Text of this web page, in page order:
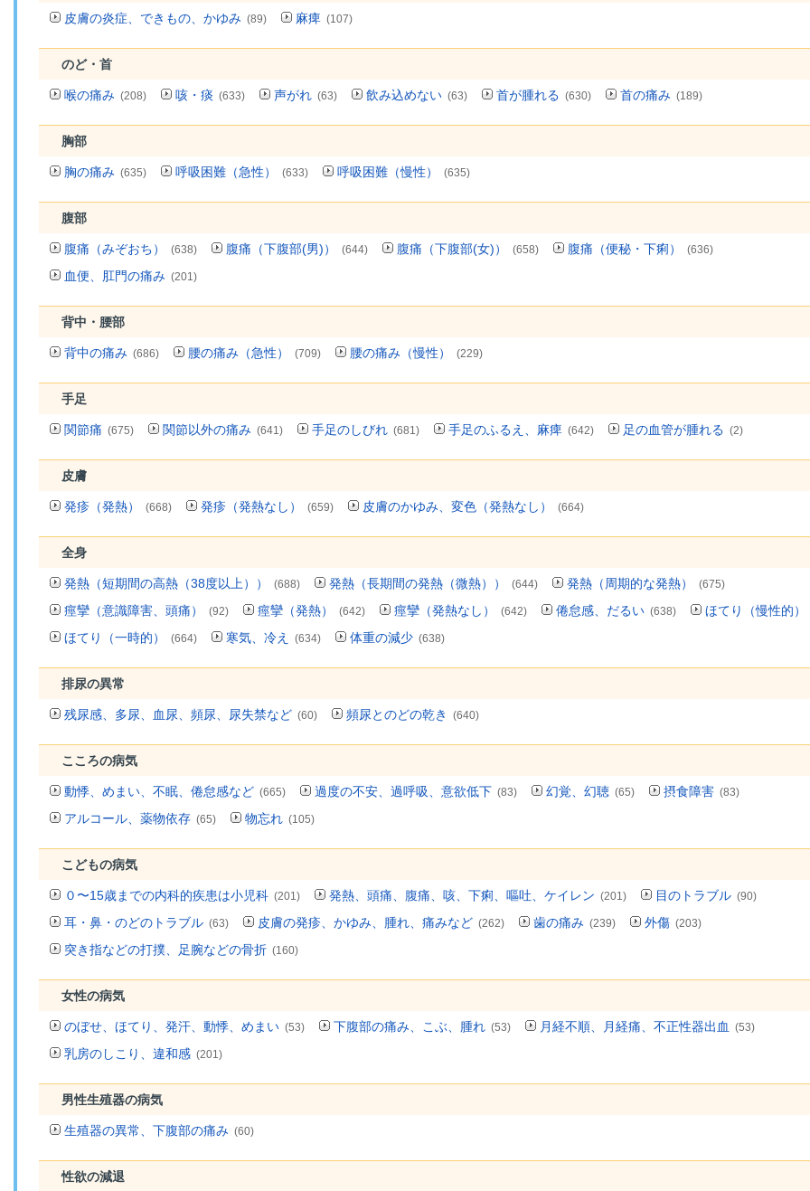
皮膚の炎症、できもの、かゆみ (89) 麻痺 (107)
のど・首
喉の痛み (208) 咳・痰 (633) 声がれ (63) 飲み込めない (63) 首が腫れる (630) 首の痛み (189)
胸部
胸の痛み (635) 呼吸困難（急性） (633) 呼吸困難（慢性） (635)
腹部
腹痛（みぞおち） (638) 腹痛（下腹部(男)） (644) 腹痛（下腹部(女)） (658) 腹痛（便秘・下痢） (636)
血便、肛門の痛み (201)
背中・腰部
背中の痛み (686) 腰の痛み（急性） (709) 腰の痛み（慢性） (229)
手足
関節痛 (675) 関節以外の痛み (641) 手足のしびれ (681) 手足のふるえ、麻痺 (642) 足の血管が腫れる (2)
皮膚
発疹（発熱） (668) 発疹（発熱なし） (659) 皮膚のかゆみ、変色（発熱なし） (664)
全身
発熱（短期間の高熱（38度以上）） (688) 発熱（長期間の発熱（微熱）） (644) 発熱（周期的な発熱） (675)
痙攣（意識障害、頭痛） (92) 痙攣（発熱） (642) 痙攣（発熱なし） (642) 倦怠感、だるい (638) ほてり（慢性的）
ほてり（一時的） (664) 寒気、冷え (634) 体重の減少 (638)
排尿の異常
残尿感、多尿、血尿、頻尿、尿失禁など (60) 頻尿とのどの乾き (640)
こころの病気
動悸、めまい、不眠、倦怠感など (665) 過度の不安、過呼吸、意欲低下 (83) 幻覚、幻聴 (65) 摂食障害 (83)
アルコール、薬物依存 (65) 物忘れ (105)
こどもの病気
０〜15歳までの内科的疾患は小児科 (201) 発熱、頭痛、腹痛、咳、下痢、嘔吐、ケイレン (201) 目のトラブル (90)
耳・鼻・のどのトラブル (63) 皮膚の発疹、かゆみ、腫れ、痛みなど (262) 歯の痛み (239) 外傷 (203)
突き指などの打撲、足腕などの骨折 (160)
女性の病気
のぼせ、ほてり、発汗、動悸、めまい (53) 下腹部の痛み、こぶ、腫れ (53) 月経不順、月経痛、不正性器出血 (53)
乳房のしこり、違和感 (201)
男性生殖器の病気
生殖器の異常、下腹部の痛み (60)
性欲の減退